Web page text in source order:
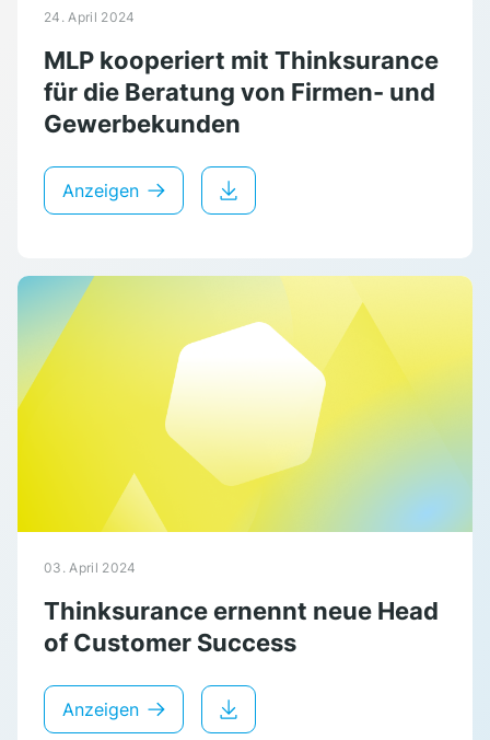
24. April 2024
MLP kooperiert mit Thinksurance
für die Beratung von Firmen- und
Gewerbekunden
Anzeigen
03. April 2024
Thinksurance ernennt neue Head
of Customer Success
Anzeigen